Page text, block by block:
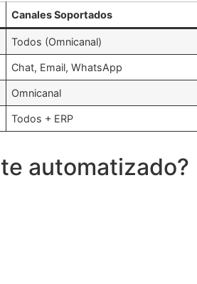
Canales Soportados
Todos (Omnicanal)
Chat, Email, WhatsApp
Omnicanal
Todos + ERP
automatizado?